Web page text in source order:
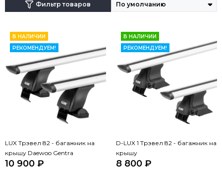
Фильтр товаров
В НАЛИЧИИ
РЕКОМЕНДУЕМ!
LUX Трэвел 82 - багажник на
крышу Daewoo Gentra
10 900 ₽
В НАЛИЧИИ
РЕКОМЕНДУЕМ!
D-LUX 1 Трэвел 82 - багажник на
крышу
8 800 ₽